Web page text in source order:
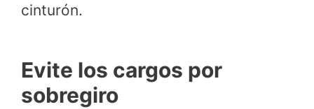
cinturón.
Evite los cargos por
sobregiro